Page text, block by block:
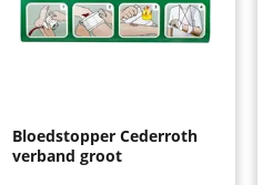
Bloedstopper Cederroth
verband groot